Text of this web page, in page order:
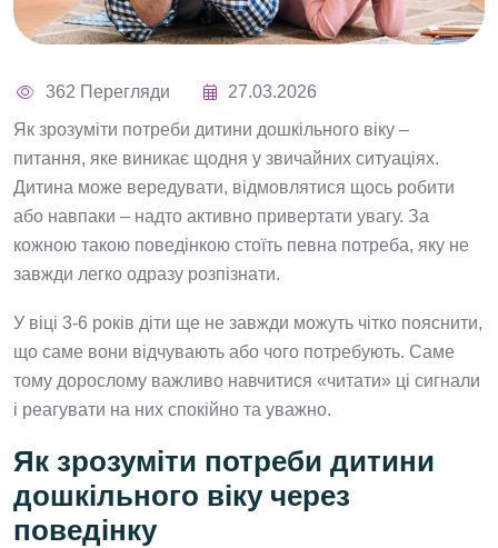
362 Перегляди
27.03.2026
Як зрозуміти потреби дитини дошкільного віку –
питання, яке виникає щодня у звичайних ситуаціях.
Дитина може вередувати, відмовлятися щось робити
або навпаки – надто активно привертати увагу. За
кожною такою поведінкою стоїть певна потреба, яку не
завжди легко одразу розпізнати.
У віці 3-6 років діти ще не завжди можуть чітко пояснити,
що саме вони відчувають або чого потребують. Саме
тому дорослому важливо навчитися «читати» ці сигнали
і реагувати на них спокійно та уважно.
Як зрозуміти потреби дитини
дошкільного віку через
поведінку